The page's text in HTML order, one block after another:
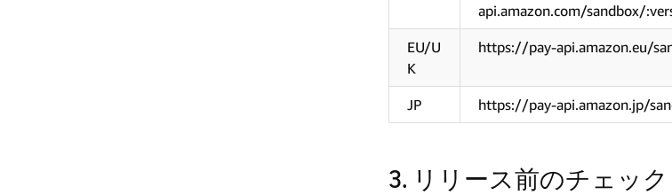
api.amazon.com/sandbox/
EU/U
K
https://pay-api.amazon.eu/
JP https://pay-api.amazon.jp/
3. リリース前のチェッ